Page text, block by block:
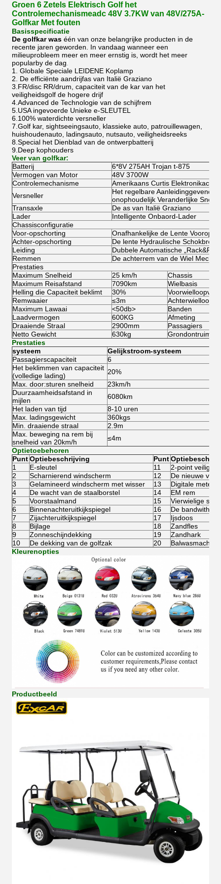
Groen 6 Zetels Elektrisch Golf het
Controlemechanismeadc 48V 3.7KW van 48V/275A-
Golfkar Met fouten
Basisspecificatie
De golfkar was één van onze belangrijke producten in de
recente jaren geworden. In vandaag wanneer een
milieuprobleem meer en meer ernstig is, wordt het meer
popularby de dag
1. Globale Speciale LEIDENE Koplamp
2. De efficiënte aandrijfas van Italië Graziano
3.FR/disc RR/drum, capaciteit van de kar van het
veiligheidsgolf de hogere drijf
4.Advanced de Technologie van de schijfrem
5.USA ingevoerde Unieke e-SLEUTEL
6.100% waterdichte versneller
7.Golf kar, sightseeingsauto, klassieke auto, patrouillewagen,
huishoudenauto, ladingsauto, nutsauto, veiligheidsreeks
8.Special het Dienblad van de ontwerpbatterij
9.Deep kophouders
Veer van golfkar:
Batterij
6*8V 275AH Trojan t-875
Vermogen van Motor
48V 3700W
Controlemechanisme
Amerikaans Curtis
Versneller
Het regelbare Aanleidinggevende
onophoudelijk Veranderlijke
Transaxle
De as van Italië Graziano
Lader
Intelligente Onbaord-Lader
Chassisconfiguratie
Voor-opschorting
Onafhankelijke de Lente
Achter-opschorting
De lente Hydraulische
Leiding
Dubbele Automatische
Remmen
De achterrem van de Wiel
Prestaties
Maximum Snelheid
25 km/h
Chassis
Maximum Reisafstand
7090km
Wielbasis
Helling die Capaciteit beklimt
30%
Voorwielloopvlak
Remwaaier
≤3m
Maximum Lawaai
<50db>
Banden
Laadvermogen
600KG
Afmeting
Draaiende Straal
2900mm
Passagiers
Netto Gewicht
630kg
Grondontruiming
Prestaties
systeem
Gelijkstroom-systeem
Passagierscapaciteit
6
Het beklimmen van capaciteit
(volledige lading)
20%
Max. door:sturen snelheid
23km/h
Duurzaamheidsafstand in
mijlen
6080km
Het laden van tijd
8-10 uren
Max. ladingsgewicht
360kgs
Min. draaiende straal
2.9m
Max. beweging na rem bij
snelheid van 20km/h
≤4m
Optietoebehoren
PuntOptiebeschrijving Punt
1
E-sleutel 11
2-point
2
Scharnierend windscherm 12
De nieuwe
3
Gelamineerd windscherm met wisser 13
Digitale meter
4
De wacht van de staalborstel 14
EM rem
5
Voorstaalmand 15
Vierwielige
6
Binnenachteruitkijkspiegel 16
De
7
Zijachteruitkijkspiegel 17
Ijsdoos
8
Bijlage 18
Zandfles
9
Zonneschijndekking 19
Zandhark
10
De dekking van de golfzak 20
Balwasmachine
Kleurenopties
Productbeeld